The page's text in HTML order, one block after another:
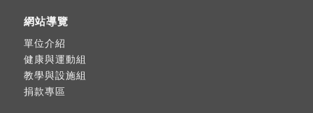
網站導覽
單位介紹
健康與運動組
教學與設施組
捐款專區